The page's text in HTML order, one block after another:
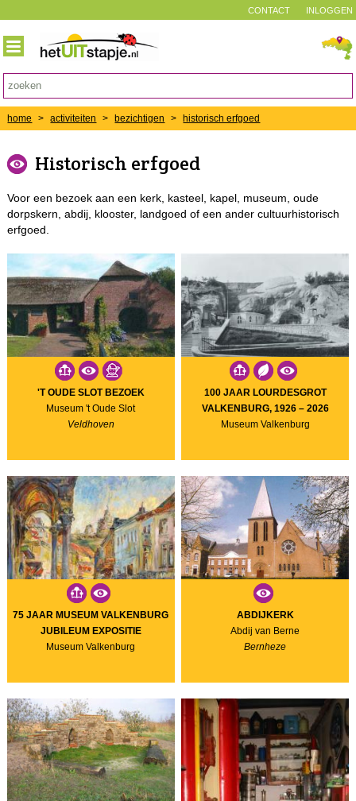
INLOGGEN
CONTACT
home > activiteiten > bezichtigen > historisch erfgoed
Historisch erfgoed
Voor een bezoek aan een kerk, kasteel, kapel, museum, oude
dorpskern, abdij, klooster, landgoed of een ander cultuurhistorisch
erfgoed.
'T OUDE SLOT BEZOEK
Museum 't Oude Slot
Veldhoven
100 JAAR LOURDESGROT
VALKENBURG, 1926 – 2026
Museum Valkenburg
75 JAAR MUSEUM VALKENBURG
JUBILEUM EXPOSITIE
Museum Valkenburg
ABDIJKERK
Abdij van Berne
Bernheze